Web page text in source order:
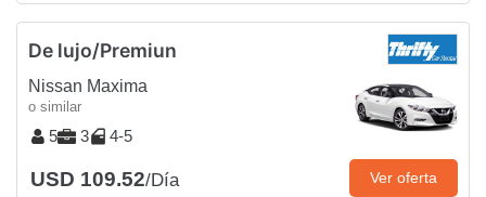
De lujo/Premiun
Nissan Maxima
o similar
5 3 4-5
USD 109.52/Día Ver oferta